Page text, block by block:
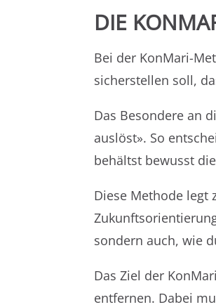
DIE
Bei der KonMari-
sicherstellen soll,
Das Besondere an
auslöst». So
behältst bewusst
Diese Methode legt
sondern auch, wie
Das Ziel der
entfernen. Dabei